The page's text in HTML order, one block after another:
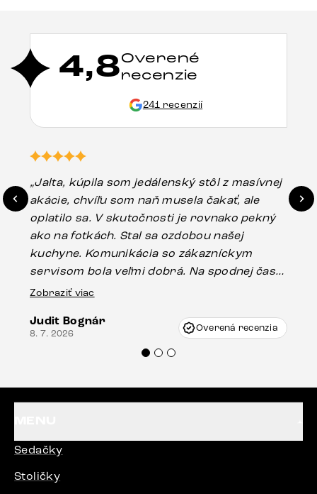
4,8Overené
recenzie
241 recenzií
„Jalta, kúpila som jedálenský stôl z masívnej
akácie, chvíľu som naň musela čakať, ale
oplatilo sa. V skutočnosti je rovnako pekný
ako na fotkách. Stal sa ozdobou našej
kuchyne. Komunikácia so zákazníckym
servisom bola veľmi dobrá. Na spodnej časti
stola bolo malé poškodenie, pravdepodobne
Vincze pri riešení mojej záležitosti pristúpili
veľmi korektne. Odporúčam produkty Delife
Zobraziť viac
Judit Bognár
8. 7. 2026 Overená recenzia
Sedačky
Stoličky